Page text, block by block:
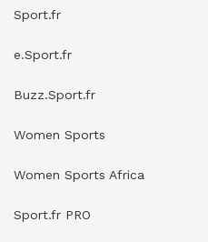
Sport.fr
e.Sport.fr
Buzz.Sport.fr
Women Sports
Women Sports Africa
Sport.fr PRO